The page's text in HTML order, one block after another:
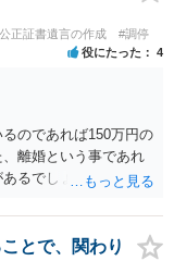
正証書遺言の作成 #調停
役にたった 4
のであれば150万円の
離婚という事であれ
るでしょう。 細かい
とで、関わり